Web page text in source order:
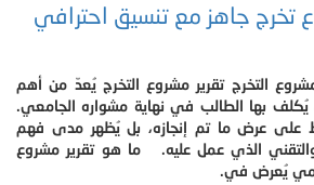
تخرج جاهز مع تنسيق احترافي
التخرج تقرير مشروع التخرج يُعدّ من أهم
يُكلف بها الطالب في نهاية مشواره الجامعي.
على عرض ما تم إنجازه، بل يُظهر مدى فهم
الذي عمل عليه. ما هو تقرير مشروع
يُعرض في.